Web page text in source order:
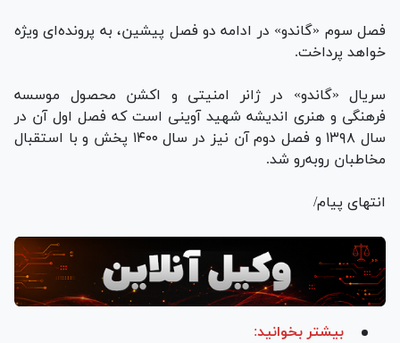
فصل سوم «گاندو» در ادامه دو فصل پیشین، به پرونده‌ای ویژه
خواهد پرداخت.
سریال «گاندو» در ژانر امنیتی و اکشن محصول موسسه
فرهنگی و هنری اندیشه شهید آوینی است که فصل اول آن در
سال ۱۳۹۸ و فصل دوم آن نیز در سال ۱۴۰۰ پخش و با استقبال
مخاطبان رو‌به‌رو شد.
انتهای پیام/
بیشتر بخوانید: